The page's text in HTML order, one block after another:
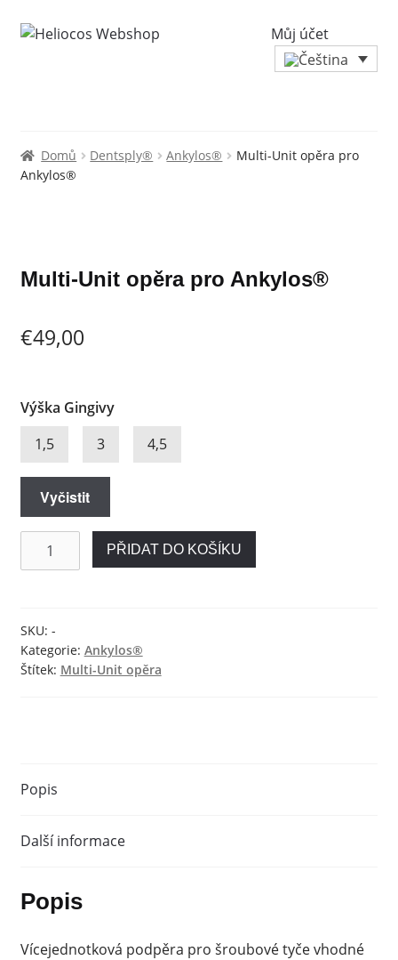
Můj účet
Domů Dentsply® Ankylos®
Multi-Unit opěra pro
Ankylos®
Multi-Unit opěra pro Ankylos®
€49,00
Výška Gingivy
1,5
3 4,5
Vyčistit
Multi-
Ankylos®
množství
PŘIDAT DO KOŠÍKU
SKU: -
Kategorie: Ankylos®
Štítek: Multi-Unit opěra
Popis
Další informace
Popis
Vícejednotková podpěra pro šroubové tyče vhodné